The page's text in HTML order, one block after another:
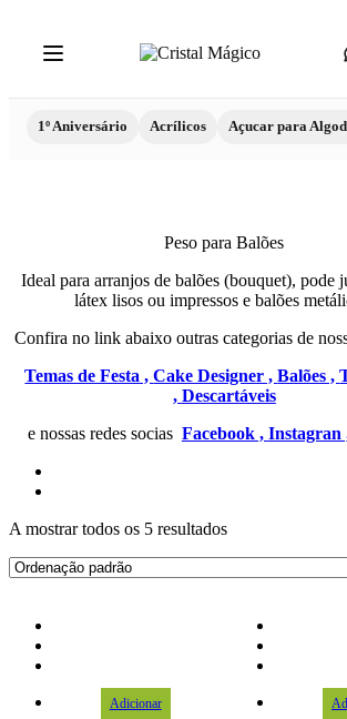
1º Aniversário Acrílicos Açucar para
Peso para Balões
Ideal para arranjos de balões (bouquet), pode
látex lisos ou impressos e balões
Confira no link abaixo outras categorias de
Temas de Festa ,Cake Designer ,Balões ,
, Descartáveis
e nossas redes socias Facebook , Instagran
A mostrar todos os 5 resultados
Adicionar